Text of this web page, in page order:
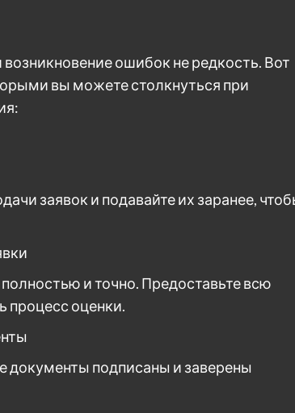
ошибок не редкость. Вот
вы можете столкнуться при
заявок и подавайте их заранее,
и точно. Предоставьте всю
оценки.
документы подписаны и заверены